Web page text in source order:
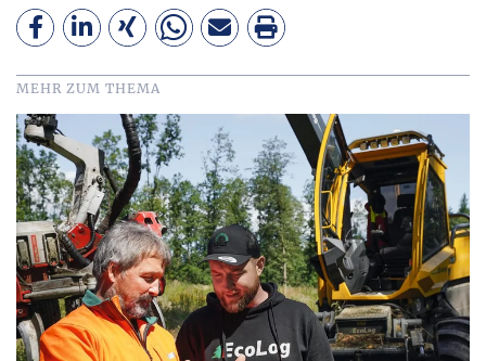
MEHR ZUM THEMA